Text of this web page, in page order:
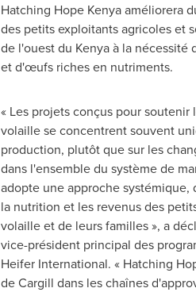
Hatching Hope Kenya améliorera
des petits exploitants agricoles et
de l'ouest du Kenyaà la nécessité
et d'œufs riches en nutriments.
« Les projets conçus pour
volaille se concentrent souvent
production, plutôt que sur les
dans l'ensemble du système de
adopte une approche systémique,
la nutrition et les revenus des
volaille et de leurs familles », a
vice-président principal des
Heifer International. « Hatching
de Cargill dans les chaînes